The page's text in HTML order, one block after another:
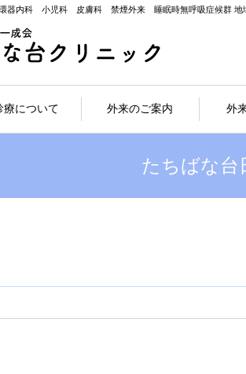
器内科 小児科 皮膚科 禁煙外来 睡眠時無呼吸症候群 地
療について 外来のご案内 外
たちばな台